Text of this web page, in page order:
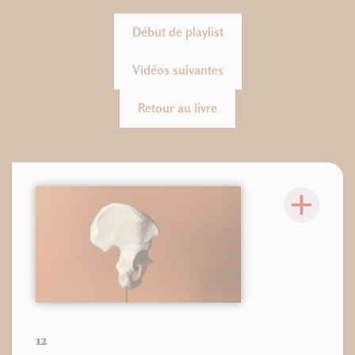
Début de playlist
Vidéos suivantes
Retour au livre
12